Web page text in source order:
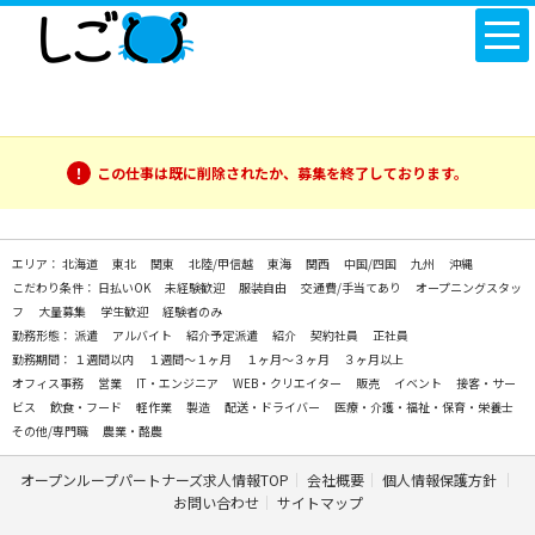
この仕事は既に削除されたか、募集を終了しております。
エリア： 北海道 東北 関東 北陸/甲信越 東海 関西 中国/四国 九州
沖縄
こだわり条件： 日払いOK 未経験歓迎 服装自由 交通費/手当てあり
オープニングスタッ
フ
大量募集 学生歓迎
経験者のみ
勤務形態： 派遣 アルバイト 紹介予定派遣 紹介 契約社員
正社員
勤務期間： １週間以内 １週間～１ヶ月 １ヶ月～３ヶ月
３ヶ月以上
オフィス事務
営業 IT・エンジニア WEB・クリエイター 販売 イベント
接客・サー
ビス
飲食・フード 軽作業 製造 配送・ドライバー
医療・介護・福祉・保育・栄養士
その他/専門職
農業・酪農
オープンループパートナーズ求人情報TOP 会社概要
個人情報保護方針
お問い合わせ
サイトマップ